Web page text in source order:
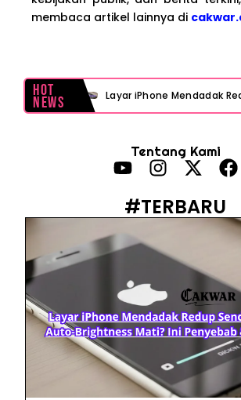
membaca artikel lainnya di
Hot
News
Tentang Kami
#TERBARU